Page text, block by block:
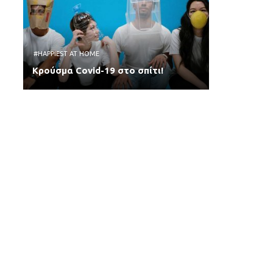
#HAPPIEST AT HOME
Κρούσμα Covid-19 στο σπίτι!